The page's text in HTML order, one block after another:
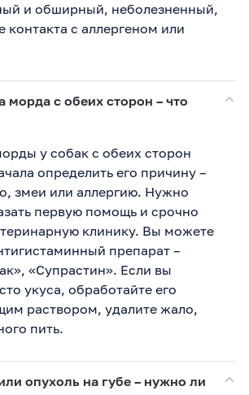
и обширный, неболезненный,
контакта с аллергеном или
морда с обеих сторон – что
у собак с обеих сторон
определить его причину –
змеи или аллергию. Нужно
первую помощь и срочно
клинику. Вы можете
препарат –
«Супрастин». Если вы
укуса, обработайте его
раствором, удалите жало,
пить.
опухоль на губе – нужно ли